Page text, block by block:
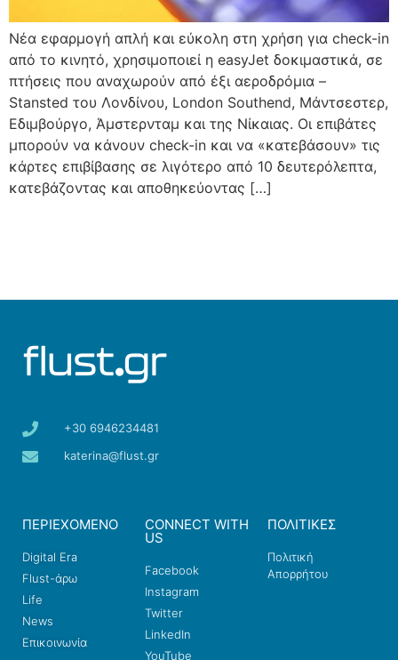
Νέα εφαρμογή απλή και εύκολη στη χρήση για check-in
από το κινητό, χρησιμοποιεί η easyJet δοκιμαστικά, σε
πτήσεις που αναχωρούν από έξι αεροδρόμια –
Stansted του Λονδίνου, London Southend, Μάντσεστερ,
Εδιμβούργο, Άμστερνταμ και της Νίκαιας. Οι επιβάτες
μπορούν να κάνουν check-in και να «κατεβάσουν» τις
κάρτες επιβίβασης σε λιγότερο από 10 δευτερόλεπτα,
κατεβάζοντας και αποθηκεύοντας […]
+30 6946234481
katerina@flust.gr
ΠΕΡΙΕΧΟΜΕΝΟ
Digital Era
Flust-άρω
Life
News
Επικοινωνία
CONNECT WITH
US
Facebook
Instagram
Twitter
LinkedIn
YouTube
ΠΟΛΙΤΙΚΕΣ
Πολιτική
Απορρήτου